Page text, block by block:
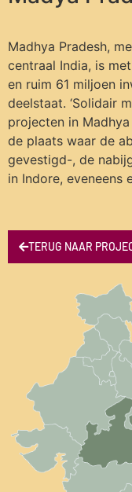
Madhya Pradesh,
centraal India, is
en ruim 61 miljoen
deelstaat. ‘Solidair
projecten in
de plaats waar de
gevestigd-, de
in Indore, eveneens
TERUG NAAR